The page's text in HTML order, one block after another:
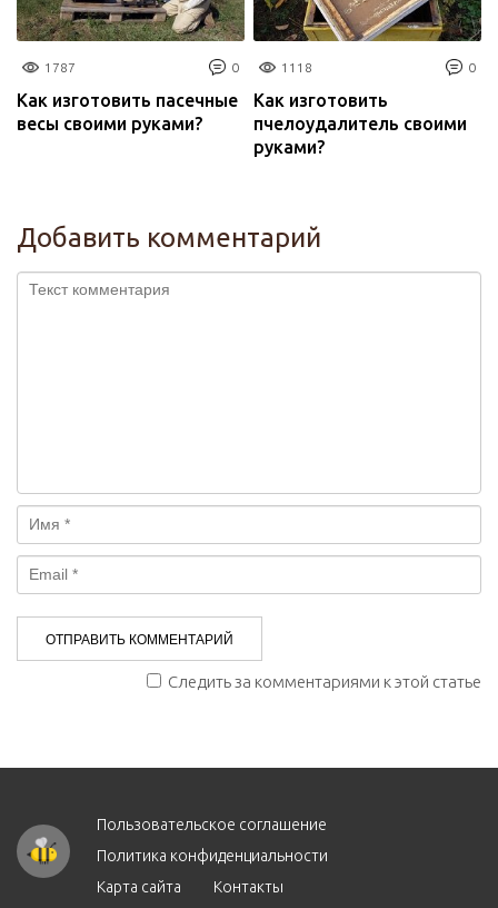
1787 0
Как изготовить пасечные
весы своими руками?
1118 0
Как изготовить
пчелоудалитель своими
руками?
Добавить комментарий
Следить за комментариями к этой статье
Пользовательское соглашение
Политика конфиденциальности
Карта сайта
Контакты